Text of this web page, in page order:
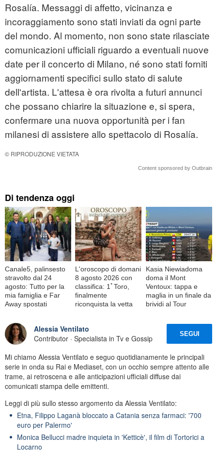
Rosalía. Messaggi di affetto, vicinanza e
incoraggiamento sono stati inviati da ogni parte
del mondo. Al momento, non sono state rilasciate
comunicazioni ufficiali riguardo a eventuali nuove
date per il concerto di Milano, né sono stati forniti
aggiornamenti specifici sullo stato di salute
dell'artista. L'attesa è ora rivolta a futuri annunci
che possano chiarire la situazione e, si spera,
confermare una nuova opportunità per i fan
milanesi di assistere allo spettacolo di Rosalía.
© RIPRODUZIONE VIETATA
Content sponsored by Outbrain
Di tendenza oggi
Canale5, palinsesto
stravolto dal 24
agosto: Tutto per la
mia famiglia e Far
Away spostati
L'oroscopo di domani
8 agosto 2026 con
classifica: 1ﾟToro,
finalmente
riconquista la vetta
Kasia Niewiadoma
doma il Mont
Ventoux: tappa e
maglia in un finale da
brividi al Tour
Alessia Ventilato
Contributor · Specialista in Tv e Gossip
SEGUI
Mi chiamo Alessia Ventilato e seguo quotidianamente le principali
serie in onda su Rai e Mediaset, con un occhio sempre attento alle
trame, ai retroscena e alle anticipazioni ufficiali diffuse dai
comunicati stampa delle emittenti.
Leggi di più sullo stesso argomento da Alessia Ventilato:
Etna, Filippo Laganà bloccato a Catania senza farmaci: '700
euro per Palermo'
Monica Bellucci madre inquieta in 'Ketticè', il film di Tortorici a
Locarno